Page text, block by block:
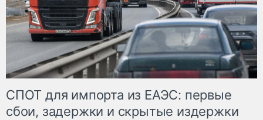
СПОТ для импорта из ЕАЭС: первые
сбои, задержки и скрытые издержки